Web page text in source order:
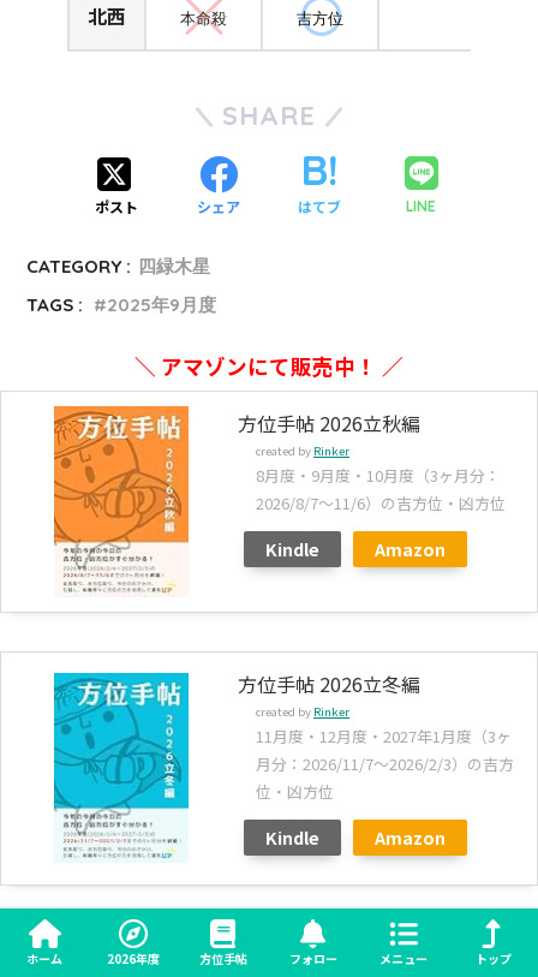
北西 本命殺 吉方位
SHARE
ポスト シェア はてブ LINE
CATEGORY : 四緑木星
TAGS :
2025年9月度
＼ アマゾンにて販売中！ ／
方位手帖 2026立秋編
created by Rinker
8月度・9月度・10月度（3ヶ月分：
2026/8/7～11/6）の吉方位・凶方位
Kindle Amazon
方位手帖 2026立冬編
created by Rinker
11月度・12月度・2027年1月度（3ヶ
月分：2026/11/7～2026/2/3）の吉方
位・凶方位
Kindle Amazon
↓こちらも一緒にあると、より方位を使いこなせます↓
ホーム 2026年度 方位手帖 フォロー メニュー トップ